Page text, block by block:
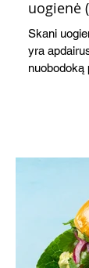
uogienė
Skani uogienė atsargų
yra
nuobodoką